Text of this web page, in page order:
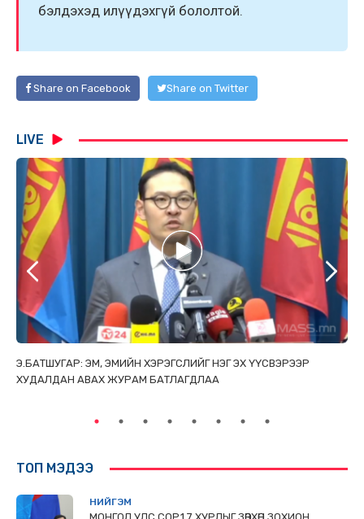
бэлдэхэд илүүдэхгүй бололтой.
Share on Facebook Share on Twitter
LIVE
Э.БАТШУГАР: ЭМ, ЭМИЙН ХЭРЭГСЛИЙГ НЭГ ЭХ ҮҮСВЭРЭЭР
ХУДАЛДАН АВАХ ЖУРАМ БАТЛАГДЛАА
ТОП МЭДЭЭ
НИЙГЭМ